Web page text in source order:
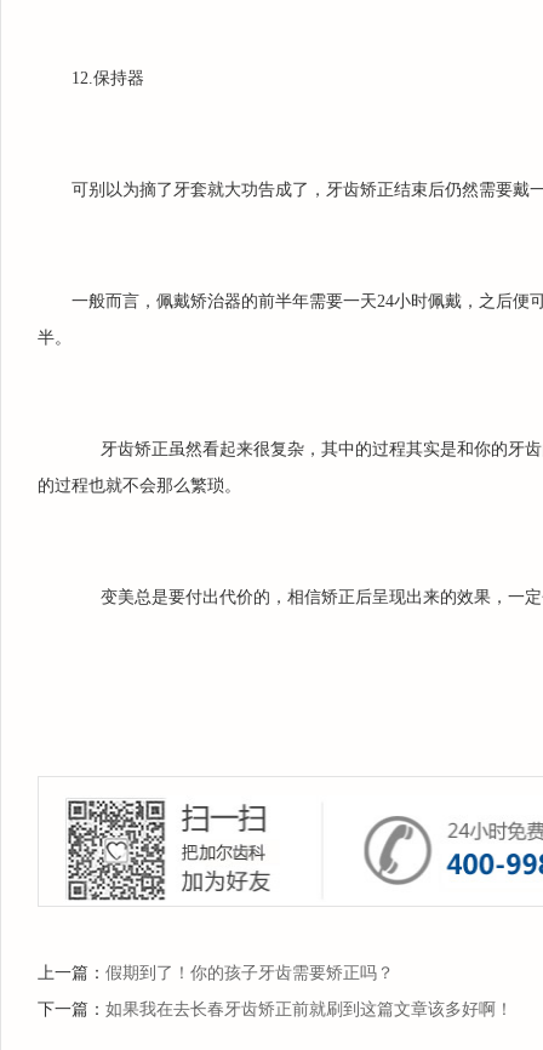
12.保持器
可别以为摘了牙套就大功告成了，牙齿矫正结束后仍然需要戴
一般而言，佩戴矫治器的前半年需要一天24小时佩戴，之后
半。
牙齿矫正虽然看起来很复杂，其中的过程其实是和你的牙
的过程也就不会那么繁琐。
变美总是要付出代价的，相信矫正后呈现出来的效果，一
上一篇： 假期到了！你的孩子牙齿需要矫正吗？
下一篇： 如果我在去长春牙齿矫正前就刷到这篇文章该多好啊！